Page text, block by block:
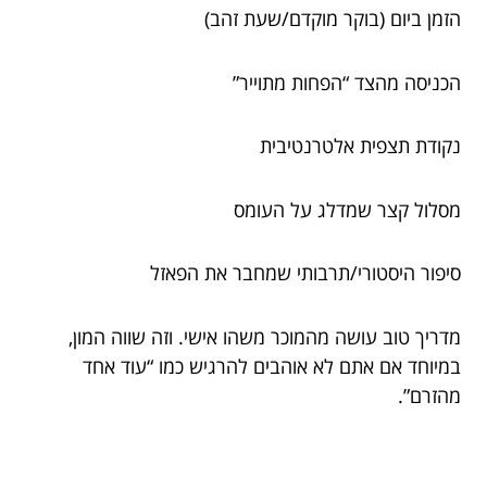
הזמן ביום (בוקר מוקדם/שעת זהב)
הכניסה מהצד “הפחות מתוייר”
נקודת תצפית אלטרנטיבית
מסלול קצר שמדלג על העומס
סיפור היסטורי/תרבותי שמחבר את הפאזל
מדריך טוב עושה מהמוכר משהו אישי. וזה שווה המון,
במיוחד אם אתם לא אוהבים להרגיש כמו “עוד אחד
מהזרם”.